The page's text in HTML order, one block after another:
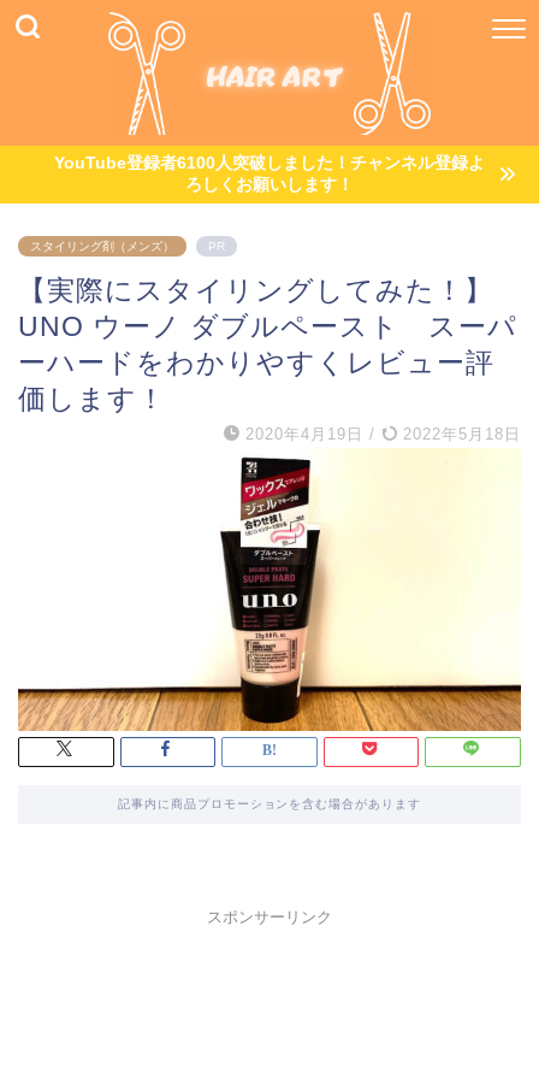
YouTube登録者6100人突破しました！チャンネル登録よ
ろしくお願いします！
スタイリング剤（メンズ） PR
【実際にスタイリングしてみた！】
UNO ウーノ ダブルペースト スーパ
ーハードをわかりやすくレビュー評
価します！
2020年4月19日 / 2022年5月18日
記事内に商品プロモーションを含む場合があります
スポンサーリンク